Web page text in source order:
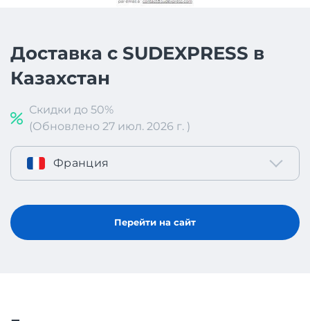
Доставка с SUDEXPRESS в
Казахстан
Скидки до 50%
(Обновлено 27 июл. 2026 г. )
Франция
Перейти на сайт